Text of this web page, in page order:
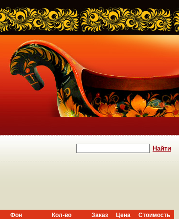
Фон Кол-во Заказ Цена Стоимость